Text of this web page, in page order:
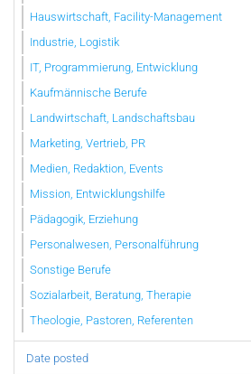
Hauswirtschaft, Facility-Management
Industrie, Logistik
IT, Programmierung, Entwicklung
Kaufmännische Berufe
Landwirtschaft, Landschaftsbau
Marketing, Vertrieb, PR
Medien, Redaktion, Events
Mission, Entwicklungshilfe
Pädagogik, Erziehung
Personalwesen, Personalführung
Sonstige Berufe
Sozialarbeit, Beratung, Therapie
Theologie, Pastoren, Referenten
Date posted